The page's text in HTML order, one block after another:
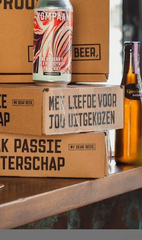
met tropische smaken
BIEREN VIND